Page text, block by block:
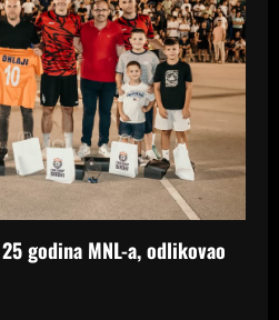
godina MNL-a, odlikovao